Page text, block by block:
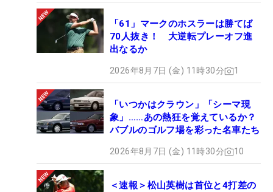
「61」マークのホスラーは勝てば
70人抜き！ 大逆転プレーオフ進
出なるか
2026年8月7日 (金) 11時30分 1
「いつかはクラウン」「シーマ現
象」……あの熱狂を覚えているか？
バブルのゴルフ場を彩った名車たち
2026年8月7日 (金) 11時30分 10
＜速報＞松山英樹は首位と4打差の